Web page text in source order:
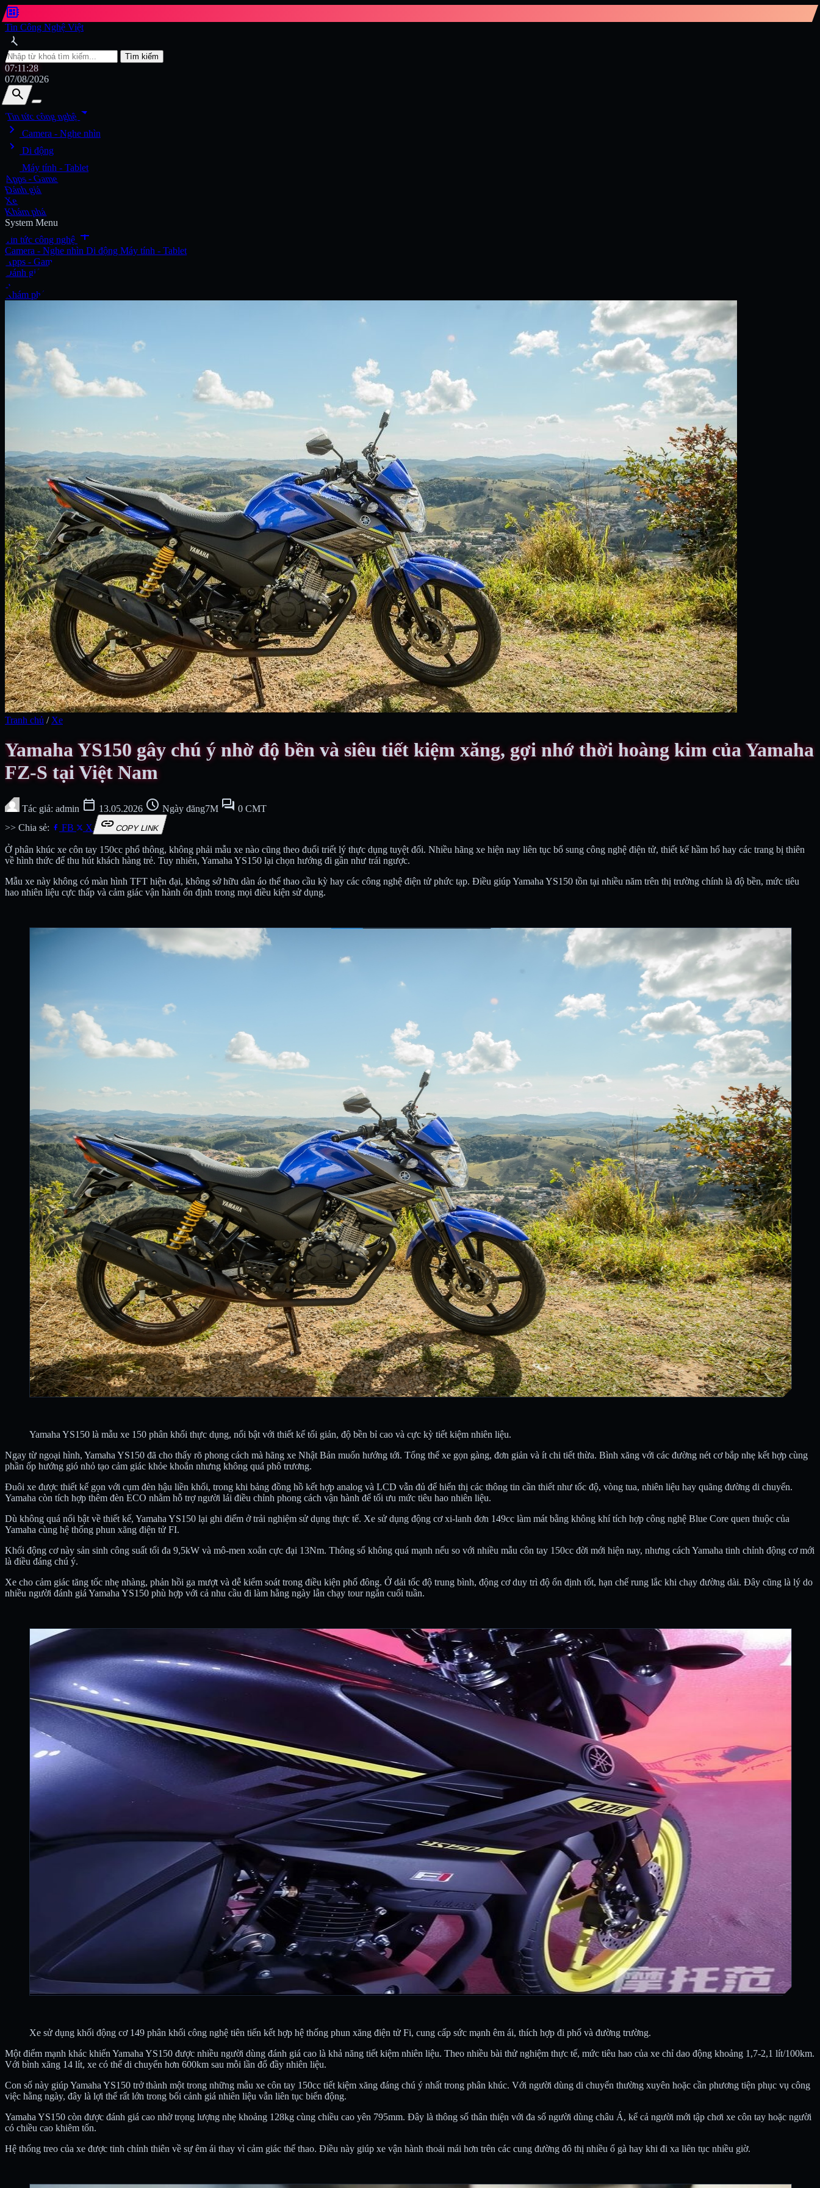
developer_board
Tin Công Nghệ Việt
search
Tìm kiếm
07:11:30
07/08/2026
search
search
Tin tức công nghệarrow_drop_down
chevron_right
Camera - Nghe nhìn
chevron_right Di động
Máy tính - Tablet
Apps - Game
Đánh giá
Xe
Khám phá
System Menu
Tin tức công nghệ add
Camera - Nghe nhìn Di động Máy tính - Tablet
Apps - Game
Đánh giá
Xe
Khám phá
Tranh chủ / Xe
Yamaha YS150 gây chú ý nhờ độ bền và siêu tiết kiệm xăng, gợi nhớ thời hoàng kim của Yamaha
FZ-S tại Việt Nam
Tác giả: admin calendar_today 13.05.2026 schedule Ngày đăng7M forum 0 CMT
>> Chia sẻ:
FB X linkCOPY LINK
Ở phân khúc xe côn tay 150cc phổ thông, không phải mẫu xe nào cũng theo đuổi triết lý thực dụng tuyệt đối. Nhiều hãng xe hiện nay liên tục bổ sung công nghệ điện tử, thiết kế hầm hố hay các trang bị thiên
về hình thức để thu hút khách hàng trẻ. Tuy nhiên, Yamaha YS150 lại chọn hướng đi gần như trái ngược.
Mẫu xe này không có màn hình TFT hiện đại, không sở hữu dàn áo thể thao cầu kỳ hay các công nghệ điện tử phức tạp. Điều giúp Yamaha YS150 tồn tại nhiều năm trên thị trường chính là độ bền, mức tiêu
hao nhiên liệu cực thấp và cảm giác vận hành ổn định trong mọi điều kiện sử dụng.
Yamaha YS150 là mẫu xe 150 phân khối thực dụng, nổi bật với thiết kế tối giản, độ bền bỉ cao và cực kỳ tiết kiệm nhiên liệu.
Ngay từ ngoại hình, Yamaha YS150 đã cho thấy rõ phong cách mà hãng xe Nhật Bản muốn hướng tới. Tổng thể xe gọn gàng, đơn giản và ít chi tiết thừa. Bình xăng với các đường nét cơ bắp nhẹ kết hợp cùng
phần ốp hướng gió nhỏ tạo cảm giác khỏe khoắn nhưng không quá phô trương.
Đuôi xe được thiết kế gọn với cụm đèn hậu liền khối, trong khi bảng đồng hồ kết hợp analog và LCD vẫn đủ để hiển thị các thông tin cần thiết như tốc độ, vòng tua, nhiên liệu hay quãng đường di chuyển.
Yamaha còn tích hợp thêm đèn ECO nhằm hỗ trợ người lái điều chỉnh phong cách vận hành để tối ưu mức tiêu hao nhiên liệu.
Dù không quá nổi bật về thiết kế, Yamaha YS150 lại ghi điểm ở trải nghiệm sử dụng thực tế. Xe sử dụng động cơ xi-lanh đơn 149cc làm mát bằng không khí tích hợp công nghệ Blue Core quen thuộc của
Yamaha cùng hệ thống phun xăng điện tử FI.
Khối động cơ này sản sinh công suất tối đa 9,5kW và mô-men xoắn cực đại 13Nm. Thông số không quá mạnh nếu so với nhiều mẫu côn tay 150cc đời mới hiện nay, nhưng cách Yamaha tinh chỉnh động cơ mới
là điều đáng chú ý.
Xe cho cảm giác tăng tốc nhẹ nhàng, phản hồi ga mượt và dễ kiểm soát trong điều kiện phố đông. Ở dải tốc độ trung bình, động cơ duy trì độ ổn định tốt, hạn chế rung lắc khi chạy đường dài. Đây cũng là lý do
nhiều người đánh giá Yamaha YS150 phù hợp với cả nhu cầu đi làm hằng ngày lẫn chạy tour ngắn cuối tuần.
Xe sử dụng khối động cơ 149 phân khối công nghệ tiên tiến kết hợp hệ thống phun xăng điện tử Fi, cung cấp sức mạnh êm ái, thích hợp đi phố và đường trường.
Một điểm mạnh khác khiến Yamaha YS150 được nhiều người dùng đánh giá cao là khả năng tiết kiệm nhiên liệu. Theo nhiều bài thử nghiệm thực tế, mức tiêu hao của xe chỉ dao động khoảng 1,7-2,1 lít/100km.
Với bình xăng 14 lít, xe có thể di chuyển hơn 600km sau mỗi lần đổ đầy nhiên liệu.
Con số này giúp Yamaha YS150 trở thành một trong những mẫu xe côn tay 150cc tiết kiệm xăng đáng chú ý nhất trong phân khúc. Với người dùng di chuyển thường xuyên hoặc cần phương tiện phục vụ công
việc hằng ngày, đây là lợi thế rất lớn trong bối cảnh giá nhiên liệu vẫn liên tục biến động.
Yamaha YS150 còn được đánh giá cao nhờ trọng lượng nhẹ khoảng 128kg cùng chiều cao yên 795mm. Đây là thông số thân thiện với đa số người dùng châu Á, kể cả người mới tập chơi xe côn tay hoặc người
có chiều cao khiêm tốn.
Hệ thống treo của xe được tinh chỉnh thiên về sự êm ái thay vì cảm giác thể thao. Điều này giúp xe vận hành thoải mái hơn trên các cung đường đô thị nhiều ổ gà hay khi đi xa liên tục nhiều giờ.